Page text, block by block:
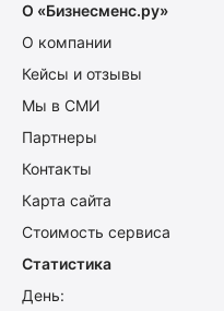
О «Бизнесменс.ру»
О компании
Кейсы и отзывы
Мы в СМИ
Партнеры
Контакты
Карта сайта
Стоимость сервиса
Статистика
День: